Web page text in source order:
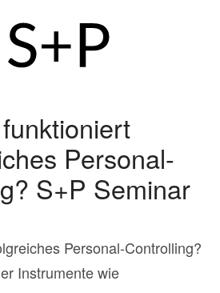
Personal-
S+P Seminar
Personal-Controlling?
Instrumente wie